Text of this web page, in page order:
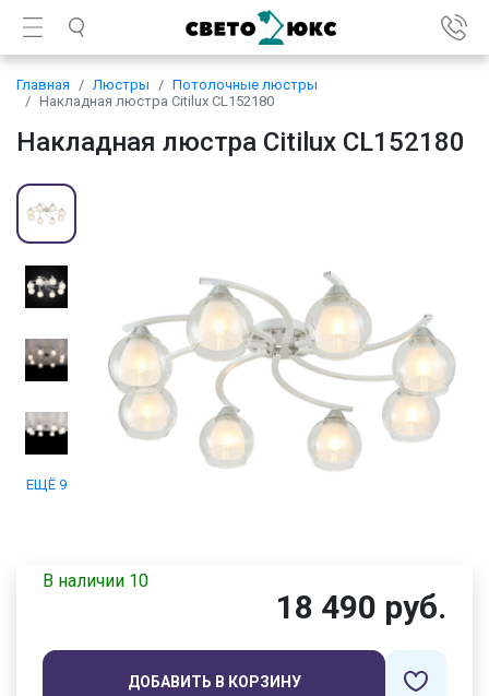
Главная Люстры
Потолочные люстры
Накладная люстра Citilux CL152180
Накладная люстра Citilux CL152180
ЕЩЁ 9
В наличии 10
18 490 руб.
ДОБАВИТЬ В КОРЗИНУ